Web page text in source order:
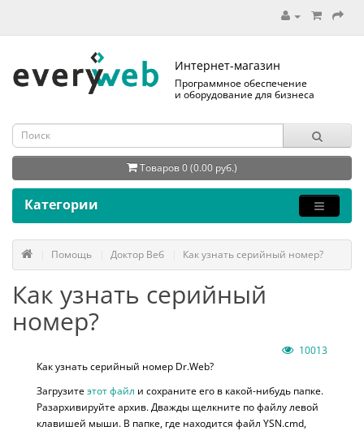
Интернет-магазин
Программное обеспечение
и оборудование для бизнеса
Товаров 0 (0.00 руб.)
Категории
Помощь Доктор Веб Как узнать серийный номер?
Как узнать серийный
номер?
10013
Как узнать серийный номер Dr.Web?
Загрузитеэтот файл и сохраните его в какой-нибудь папке.
Разархивируйте архив. Дважды щелкните по файлу левой
клавишей мыши. В папке, где находится файл YSN.cmd,